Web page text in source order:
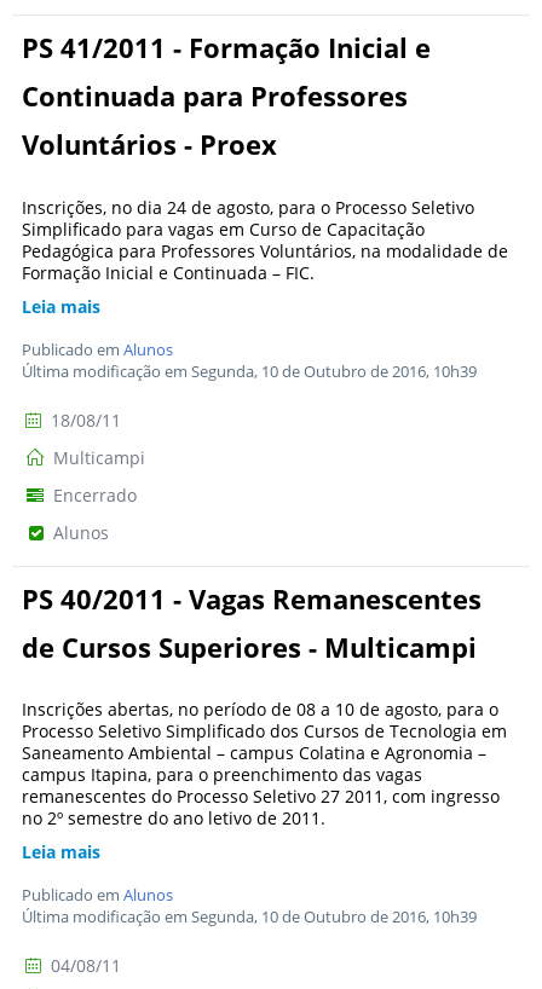
PS 41/2011 - Formação Inicial e
Continuada para Professores
Voluntários - Proex
Inscrições, no dia 24 de agosto, para o Processo Seletivo
Simplificado para vagas em Curso de Capacitação
Pedagógica para Professores Voluntários, na modalidade de
Formação Inicial e Continuada – FIC.
Leia mais
Publicado em Alunos
Última modificação em Segunda, 10 de Outubro de 2016, 10h39
18/08/11
Multicampi
Encerrado
Alunos
PS 40/2011 - Vagas Remanescentes
de Cursos Superiores - Multicampi
Inscrições abertas, no período de 08 a 10 de agosto, para o
Processo Seletivo Simplificado dos Cursos de Tecnologia em
Saneamento Ambiental – campus Colatina e Agronomia –
campus Itapina, para o preenchimento das vagas
remanescentes do Processo Seletivo 27 2011, com ingresso
no 2º semestre do ano letivo de 2011.
Leia mais
Publicado em Alunos
Última modificação em Segunda, 10 de Outubro de 2016, 10h39
04/08/11